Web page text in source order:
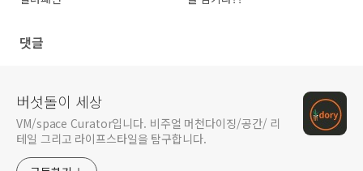
댓글
버섯돌이 세상
VM/space Curator입니다. 비주얼 머천다이징/공간/ 리
테일 그리고 라이프스타일을 탐구합니다.